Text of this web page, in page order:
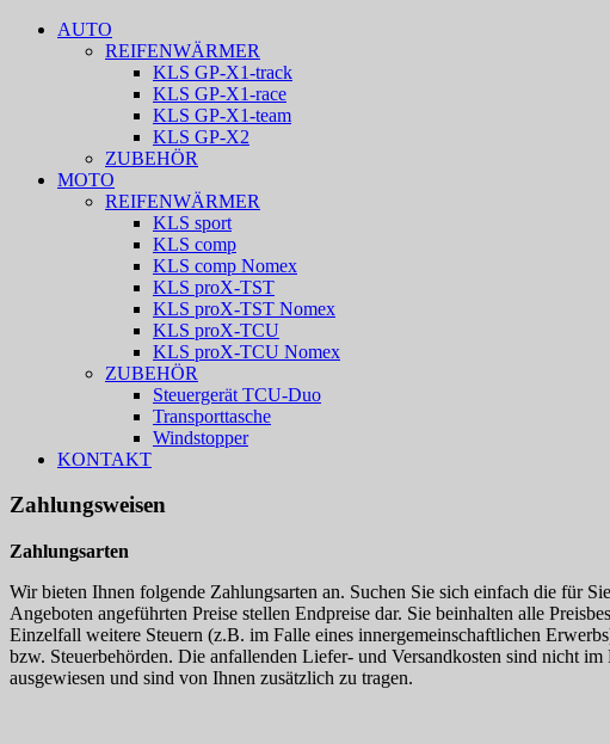
AUTO
REIFENWÄRMER
KLS GP-X1-track
KLS GP-X1-race
KLS GP-X1-team
KLS GP-X2
ZUBEHÖR
MOTO
REIFENWÄRMER
KLS sport
KLS comp
KLS comp Nomex
KLS proX-TST
KLS proX-TST Nomex
KLS proX-TCU
KLS proX-TCU Nomex
ZUBEHÖR
Steuergerät TCU-Duo
Transporttasche
Windstopper
KONTAKT
Zahlungsweisen
Zahlungsarten
Wir bieten Ihnen folgende Zahlungsarten an. Suchen Sie sich einfach die für
Angeboten angeführten Preise stellen Endpreise dar. Sie beinhalten alle
Einzelfall weitere Steuern (z.B. im Falle eines innergemeinschaftlichen
bzw. Steuerbehörden. Die anfallenden Liefer- und Versandkosten sind nicht
ausgewiesen und sind von Ihnen zusätzlich zu tragen.